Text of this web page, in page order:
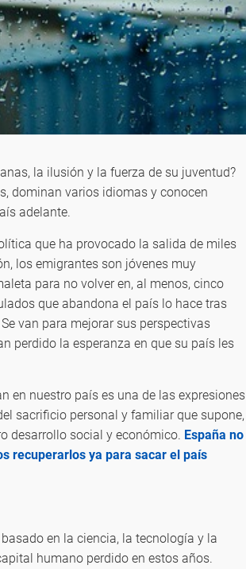
la ilusión y la fuerza de su juventud?
dominan varios idiomas y conocen
adelante.
que ha provocado la salida de miles
los emigrantes son jóvenes muy
para no volver en, al menos, cinco
que abandona el país lo hace tras
van para mejorar sus perspectivas
perdido la esperanza en que su país les
en nuestro país es una de las expresiones
sacrificio personal y familiar que supone,
desarrollo social y económico. España no
recuperarlos ya para sacar el país
en la ciencia, la tecnología y la
humano perdido en estos años.